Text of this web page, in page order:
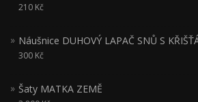
210 Kč
Náušnice DUHOVÝ LAPAČ SNŮ S
300 Kč
Šaty MATKA ZEMĚ